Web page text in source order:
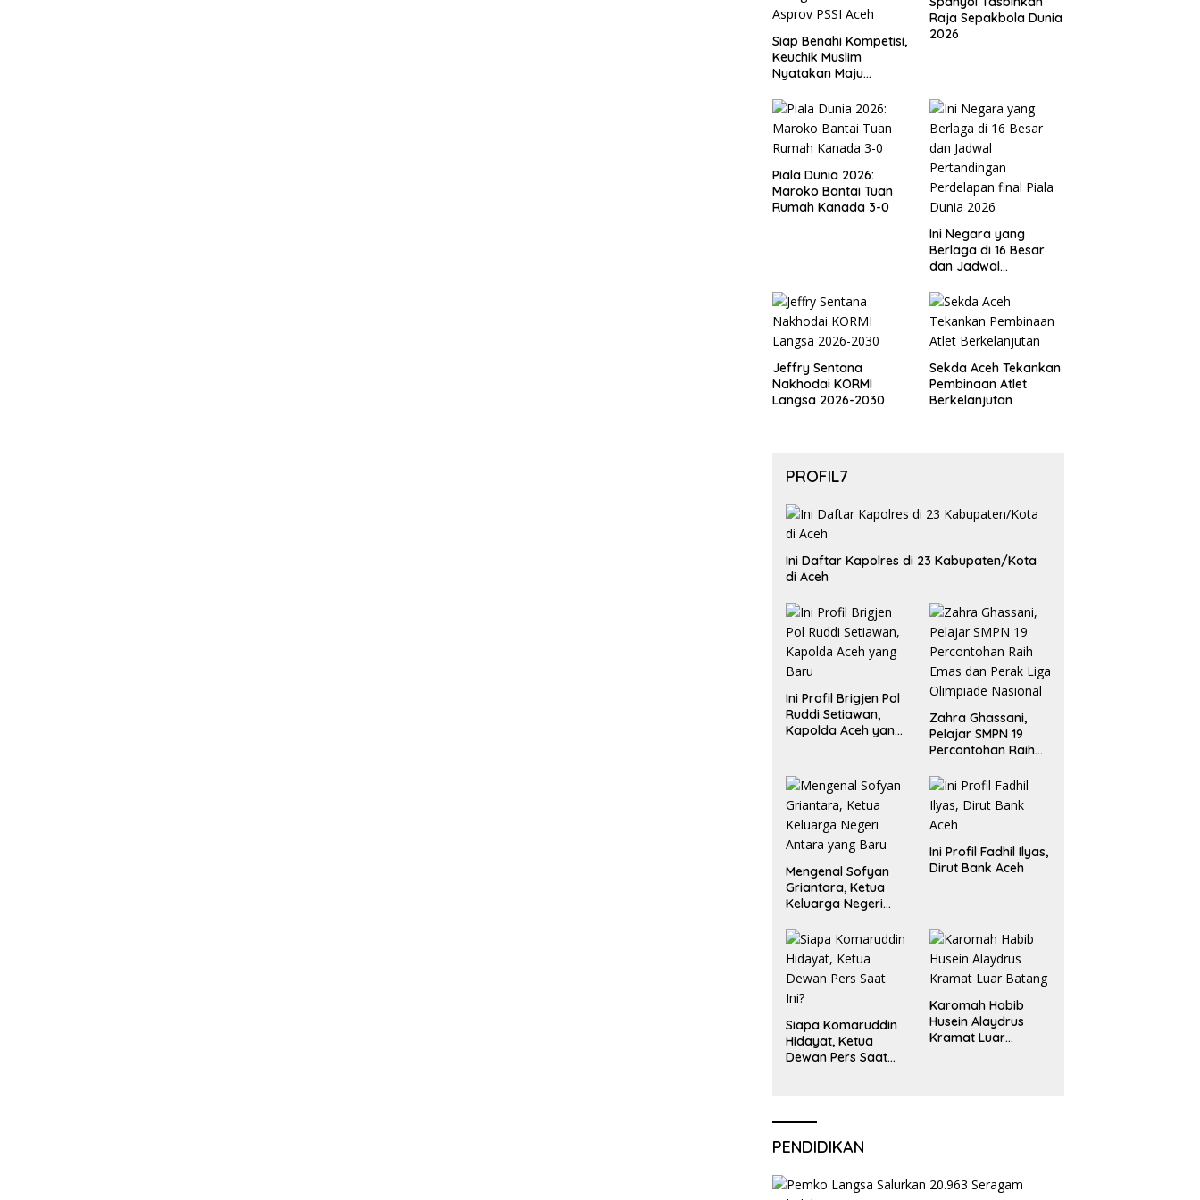
Siap Benahi Kompetisi,
Keuchik Muslim
Nyatakan Maju
Asprov PSSI Aceh
Raja Sepakbola Dunia
2026
Piala Dunia 2026:
Maroko Bantai Tuan
Rumah Kanada 3-0
Ini Negara yang
Berlaga di 16 Besar
dan Jadwal
Perdelapan final Piala
Dunia 2026
Jeffry Sentana
Nakhodai KORMI
Langsa 2026-2030
Sekda Aceh Tekankan
Pembinaan Atlet
Berkelanjutan
PROFIL7
Ini Daftar Kapolres di 23 Kabupaten/Kota
di Aceh
Ini Profil Brigjen Pol
Ruddi Setiawan,
Kapolda Aceh yang
Zahra Ghassani,
Pelajar SMPN 19
Percontohan Raih
Liga Olimpiade
Nasional
Mengenal Sofyan
Griantara, Ketua
Keluarga Negeri
Ini Profil Fadhil Ilyas,
Dirut Bank Aceh
Siapa Komaruddin
Hidayat, Ketua
Dewan Pers Saat
Karomah Habib
Husein Alaydrus
Kramat Luar
PENDIDIKAN